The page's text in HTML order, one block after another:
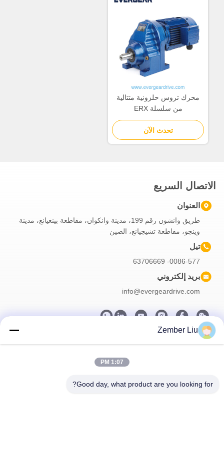
محرك تروس حلزونية متتالية
من سلسلة ERX
تحدث الآن
الاتصال السريع
العنوان
طريق وانشون رقم 199، مدينة وانكوان، مقاطعة بينغيانغ، مدينة
وينجو، مقاطعة تشيجيانغ، الصين
تيل
0086-577- 63706669
بريد إلكتروني
info@evergeardrive.com
النشرة الإخبارية لدينا
اشترك في النشرة الإخبارية لدينا للحصول على خصومات وأكثر.
Zember Liu
1:07 PM
Good day, what product are you looking for?